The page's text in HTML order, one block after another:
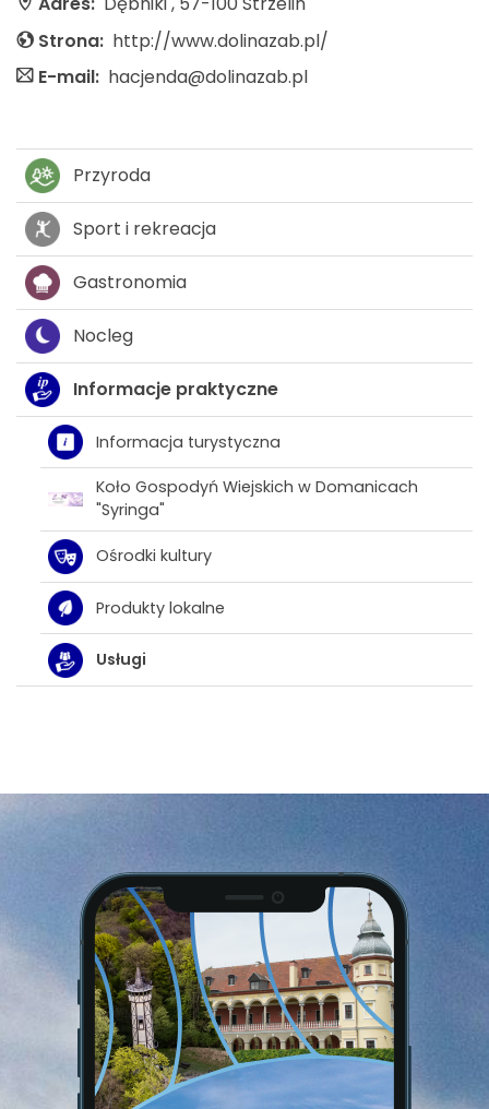
Strona: http://www.dolinazab.pl/
E-mail: hacjenda@dolinazab.pl
Przyroda
Sport i rekreacja
Gastronomia
Nocleg
Informacje praktyczne
Informacja turystyczna
Koło Gospodyń Wiejskich w Domanicach
"Syringa"
Ośrodki kultury
Produkty lokalne
Usługi